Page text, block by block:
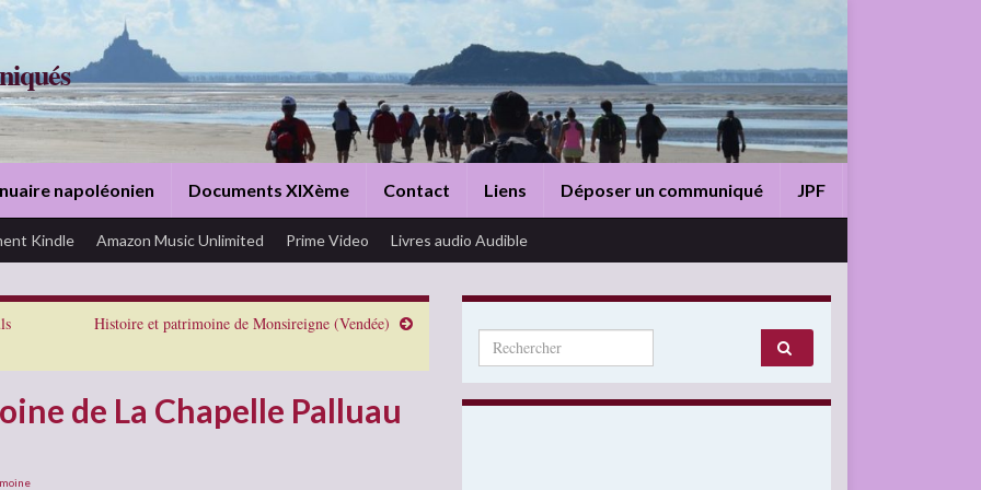
napoléonien Documents XIXème Contact Liens Déposer un communiqué JPF
Kindle Amazon Music Unlimited Prime Video Livres audio Audible
Histoire et patrimoine de Monsireigne (Vendée)
de La Chapelle Palluau
Search for: